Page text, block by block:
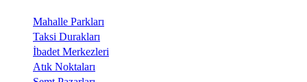
Mahalle Parkları
Taksi Durakları
İbadet Merkezleri
Atık Noktaları